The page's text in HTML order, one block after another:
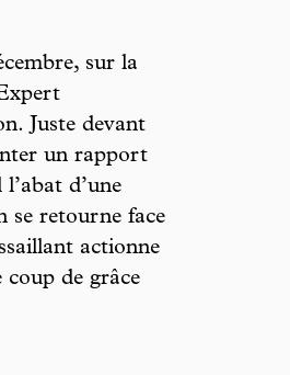
sur la
Juste devant
un rapport
d’une
se retourne face
actionne
coup de grâce